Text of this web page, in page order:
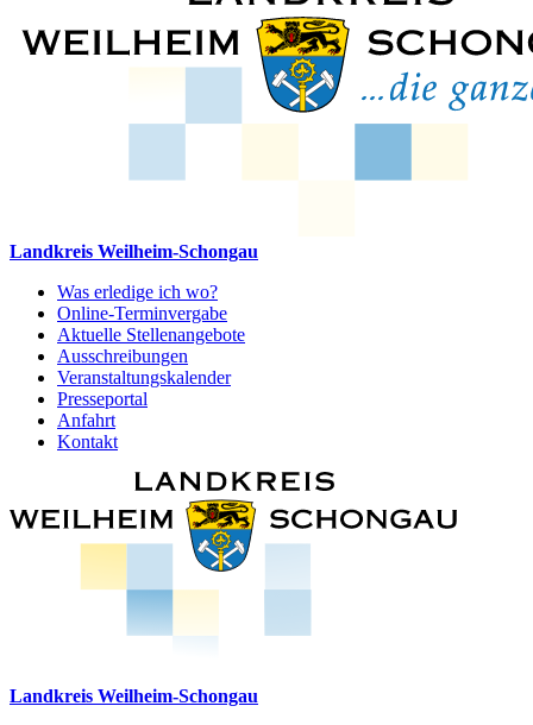
Landkreis Weilheim-Schongau
Was erledige ich wo?
Online-Terminvergabe
Aktuelle Stellenangebote
Ausschreibungen
Veranstaltungskalender
Presseportal
Anfahrt
Kontakt
Landkreis Weilheim-Schongau